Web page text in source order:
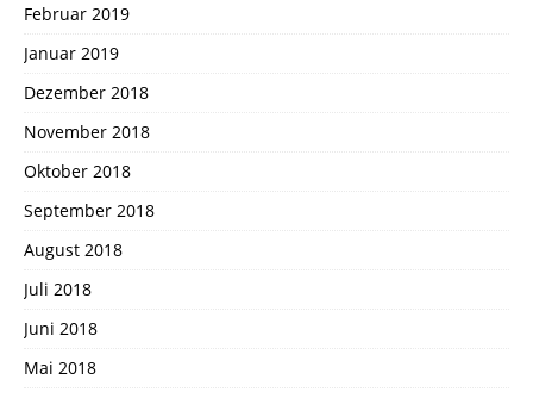
Februar 2019
Januar 2019
Dezember 2018
November 2018
Oktober 2018
September 2018
August 2018
Juli 2018
Juni 2018
Mai 2018